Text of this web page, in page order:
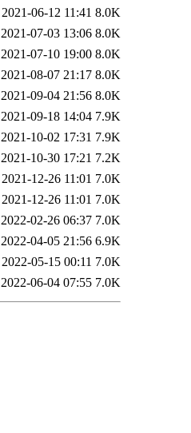
2021-06-12 11:41 8.0K
2021-07-03 13:06 8.0K
2021-07-10 19:00 8.0K
2021-08-07 21:17 8.0K
2021-09-04 21:56 8.0K
2021-09-18 14:04 7.9K
2021-10-02 17:31 7.9K
2021-10-30 17:21 7.2K
2021-12-26 11:01 7.0K
2021-12-26 11:01 7.0K
2022-02-26 06:37 7.0K
2022-04-05 21:56 6.9K
2022-05-15 00:11 7.0K
2022-06-04 07:55 7.0K